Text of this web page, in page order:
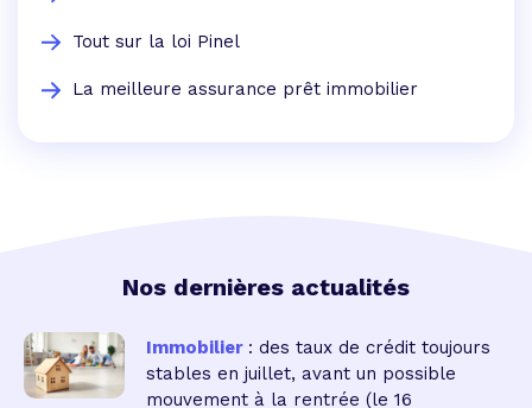
Tout sur la loi Pinel
La meilleure assurance prêt immobilier
Nos dernières actualités
Immobilier : des taux de crédit toujours
stables en juillet, avant un possible
mouvement à la rentrée (le 16